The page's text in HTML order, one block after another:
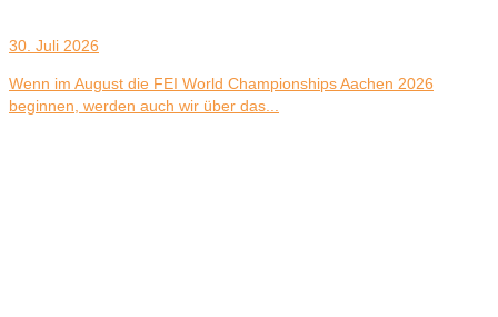
30. Juli 2026
Wenn im August die FEI World Championships Aachen 2026
beginnen, werden auch wir über das...